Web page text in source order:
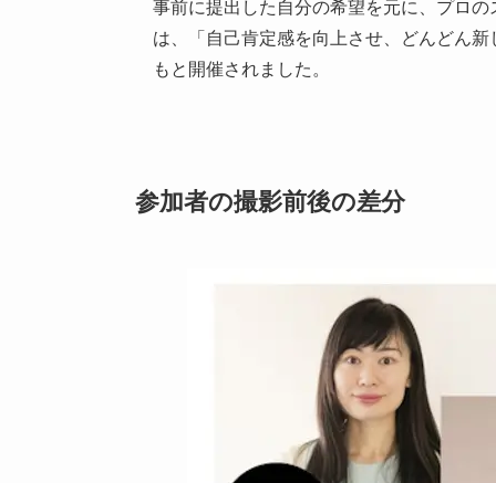
事前に提出した自分の希望を元に、プロ
は、「自己肯定感を向上させ、どんどん
もと開催されました。
参加者の撮影前後の差分